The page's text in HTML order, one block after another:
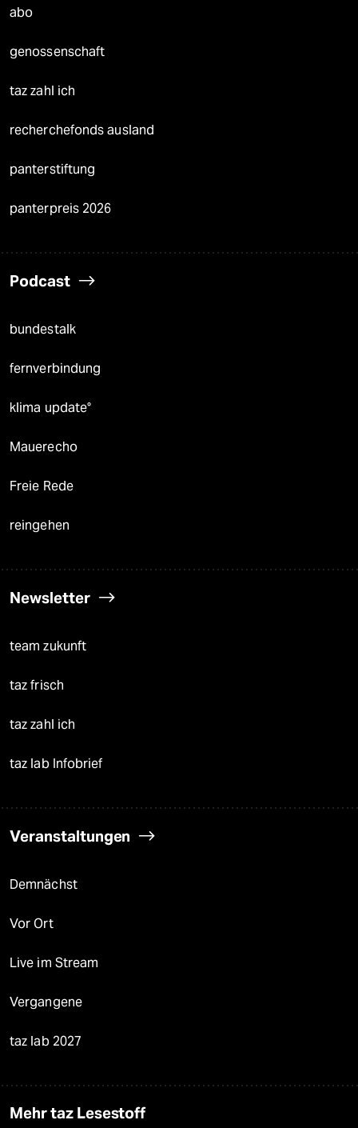
abo
genossenschaft
taz zahl ich
recherchefonds ausland
panterstiftung
panterpreis 2026
Podcast
bundestalk
fernverbindung
klima update°
Mauerecho
Freie Rede
reingehen
Newsletter
team zukunft
taz frisch
taz zahl ich
taz lab Infobrief
Veranstaltungen
Demnächst
Vor Ort
Live im Stream
Vergangene
taz lab 2027
Mehr taz Lesestoff